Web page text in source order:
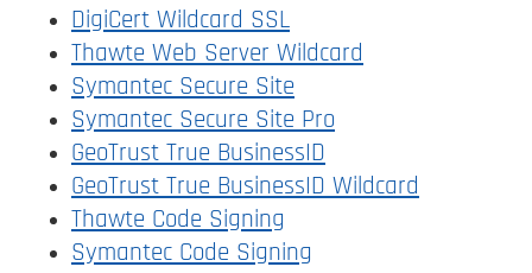
DigiCert Wildcard SSL
Thawte Web Server Wildcard
Symantec Secure Site
Symantec Secure Site Pro
GeoTrust True BusinessID
GeoTrust True BusinessID Wildcard
Thawte Code Signing
Symantec Code Signing